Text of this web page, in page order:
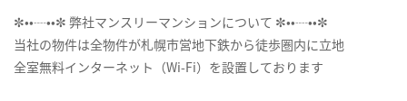
✼••┈••✼ 弊社マンスリーマンションについて ✼••┈••✼
当社の物件は全物件が札幌市営地下鉄から徒歩圏内に立地
全室無料インターネット（Wi-Fi）を設置しております